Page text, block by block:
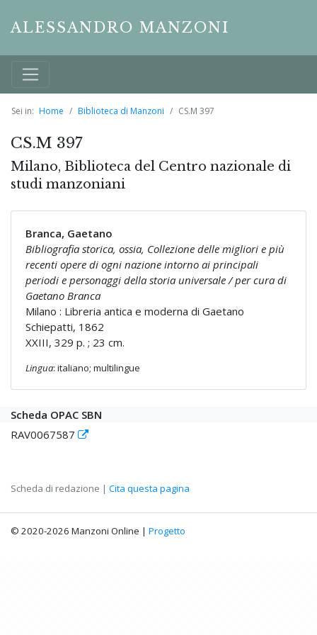
ALESSANDRO MANZONI
Sei in: Home Biblioteca di Manzoni CS.M 397
CS.M 397
Milano, Biblioteca del Centro nazionale di
studi manzoniani
Branca, Gaetano
Bibliografia storica, ossia, Collezione delle migliori e più
recenti opere di ogni nazione intorno ai principali
periodi e personaggi della storia universale / per cura di
Gaetano Branca
Milano : Libreria antica e moderna di Gaetano
Schiepatti, 1862
XXIII, 329 p. ; 23 cm.
Lingua: italiano; multilingue
Scheda OPAC SBN
RAV0067587
Scheda di redazione | Cita questa pagina
© 2020-2026 Manzoni Online | Progetto